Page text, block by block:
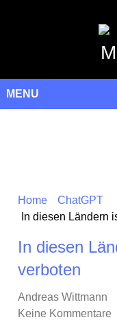
MENU
Home
ChatGPT
In diesen Ländern
In diesen
verboten
Andreas Wittmann
Keine Kommentare